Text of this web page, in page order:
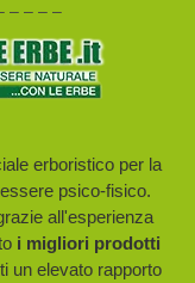
– – – –
erboristico per la
psico-fisico.
all'esperienza
i migliori prodotti
un elevato rapporto